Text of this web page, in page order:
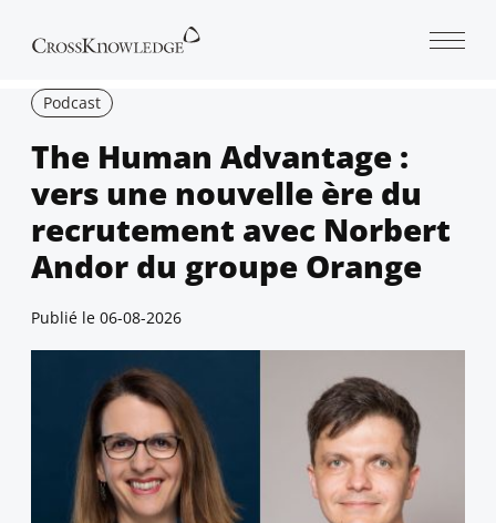
Podcast
The Human Advantage :
vers une nouvelle ère du
recrutement avec Norbert
Andor du groupe Orange
Publié le 06-08-2026